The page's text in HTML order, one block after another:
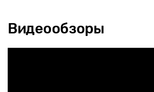
Видеообзоры